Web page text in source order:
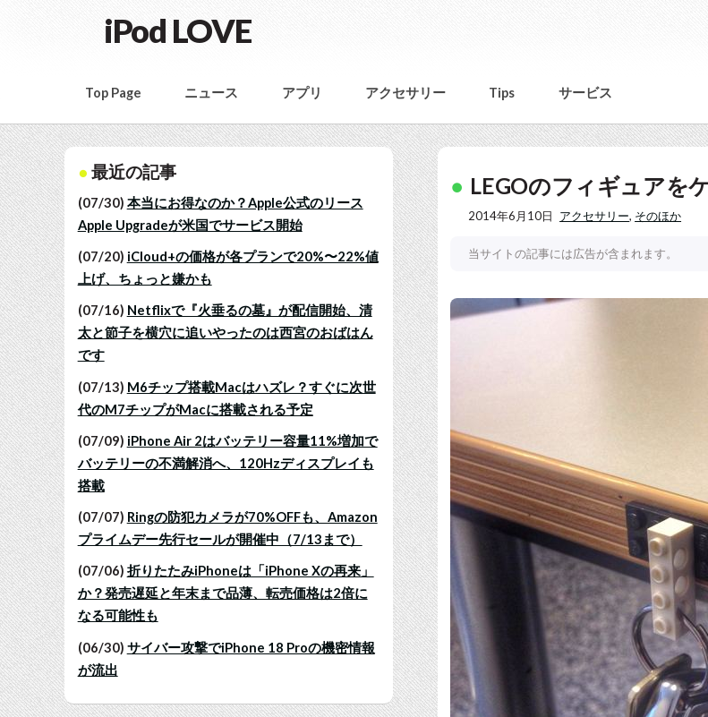
iPod LOVE
Top Page ニュース アプリ アクセサリー Tips サービス
最近の記事
(07/30) 本当にお得なのか？Apple公式のリース
Apple Upgradeが米国でサービス開始
(07/20) iCloud+の価格が各プランで20%〜22%値
上げ、ちょっと嫌かも
(07/16) Netflixで『火垂るの墓』が配信開始、清
太と節子を横穴に追いやったのは西宮のおばはん
です
(07/13) M6チップ搭載Macはハズレ？すぐに次世
代のM7チップがMacに搭載される予定
(07/09) iPhone Air 2はバッテリー容量11%増加で
バッテリーの不満解消へ、120Hzディスプレイも
搭載
(07/07) Ringの防犯カメラが70%OFFも、Amazon
プライムデー先行セールが開催中（7/13まで）
(07/06) 折りたたみiPhoneは「iPhone Xの再来」
か？発売遅延と年末まで品薄、転売価格は2倍に
なる可能性も
(06/30) サイバー攻撃でiPhone 18 Proの機密情報
が流出
LEGOのフィギュアを
2014年6月10日 アクセサリー, そのほか
当サイトの記事には広告が含まれます。